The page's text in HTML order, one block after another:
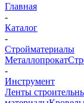
Главная
-
Каталог
-
Стройматериалы
Металлопрокат
-
Инструмент
Ленты